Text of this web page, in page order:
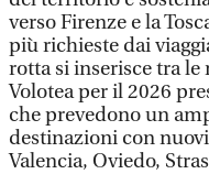
verso Firenze e la
più richieste dai
rotta si inserisce tra le
Volotea per il 2026
che prevedono un
destinazioni con
Valencia, Oviedo,